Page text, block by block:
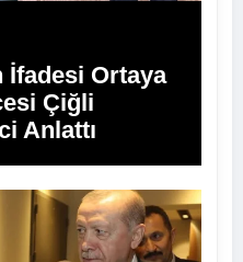
İfadesi Ortaya
Çiğli
Anlattı